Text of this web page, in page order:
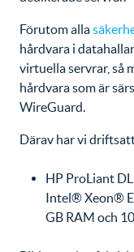
Förutom alla
hårdvara i
virtuella servrar, så
hårdvara som är
WireGuard.
Därav har vi
HP ProLiant
Intel® Xeon®
GB RAM och